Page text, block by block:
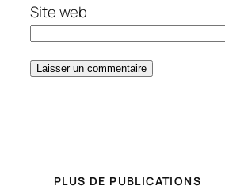
Site web
PLUS DE PUBLICATIONS